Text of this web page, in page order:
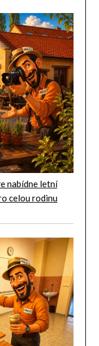
nabídne letní
celou rodinu